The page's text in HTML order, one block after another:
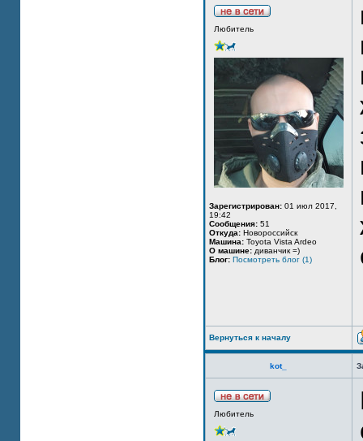
Любитель
Зарегистрирован: 01 июл 2017,
19:42
Сообщения: 51
Откуда: Новороссийск
Машина: Toyota Vista Ardeo
О машине: диванчик =)
Блог: Посмотреть блог (1)
Вернуться к началу
kot_
Любитель